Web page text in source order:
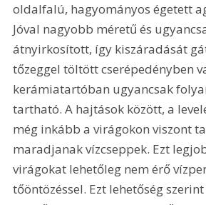
oldalfalú, hagyományos égetett
Jóval nagyobb méretű és
átnyirkosított, így kiszáradását
tőzeggel töltött cserépedényben
kerámiatartóban ugyancsak
tartható. A hajtások között, a
még inkább a virágokon viszont
maradjanak vízcseppek. Ezt
virágokat lehetőleg nem érő
tőöntözéssel. Ezt lehetőség